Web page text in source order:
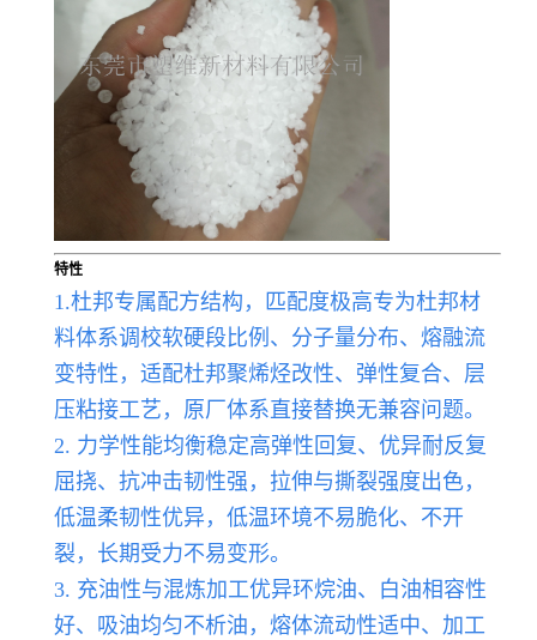
特性
1.杜邦专属配方结构，匹配度极高专为杜邦材
料体系调校软硬段比例、分子量分布、熔融流
变特性，适配杜邦聚烯烃改性、弹性复合、层
压粘接工艺，原厂体系直接替换无兼容问题。
2. 力学性能均衡稳定高弹性回复、优异耐反复
屈挠、抗冲击韧性强，拉伸与撕裂强度出色，
低温柔韧性优异，低温环境不易脆化、不开
裂，长期受力不易变形。
3. 充油性与混炼加工优异环烷油、白油相容性
好、吸油均匀不析油，熔体流动性适中、加工